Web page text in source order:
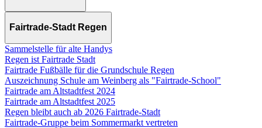
Fairtrade-Stadt Regen
Sammelstelle für alte Handys
Regen ist Fairtrade Stadt
Fairtrade Fußbälle für die Grundschule Regen
Auszeichnung Schule am Weinberg als "Fairtrade-School"
Fairtrade am Altstadtfest 2024
Fairtrade am Altstadtfest 2025
Regen bleibt auch ab 2026 Fairtrade-Stadt
Fairtrade-Gruppe beim Sommermarkt vertreten